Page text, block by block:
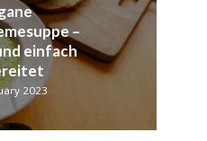
–
einfach
2023